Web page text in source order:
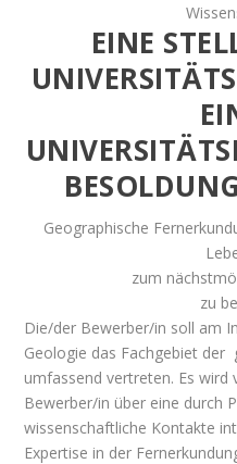
EINE
Geographische
zum
zu
Die/der Bewerber/in soll am
Geologie das Fachgebiet der
umfassend vertreten. Es
Bewerber/in über eine durch
wissenschaftliche Kontakte
Expertise in der